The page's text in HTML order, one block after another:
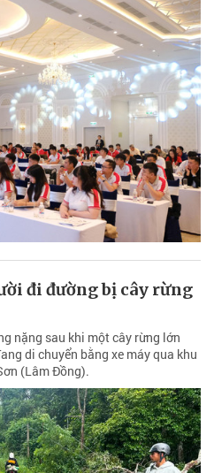
đi đường bị cây rừng
nặng sau khi một cây rừng lớn
di chuyển bằng xe máy qua khu
(Lâm Đồng).